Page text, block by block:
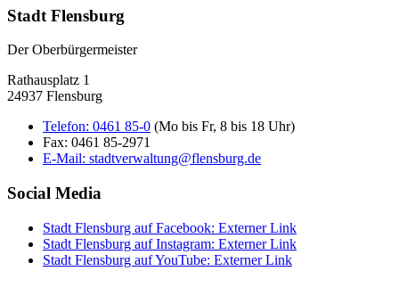
Stadt Flensburg
Der Oberbürgermeister
Rathausplatz 1
24937 Flensburg
Telefon: 0461 85-0 (Mo bis Fr, 8 bis 18 Uhr)
Fax: 0461 85-2971
E-Mail: stadtverwaltung@flensburg.de
Social Media
Stadt Flensburg auf Facebook: Externer Link
Stadt Flensburg auf Instagram: Externer Link
Stadt Flensburg auf YouTube: Externer Link